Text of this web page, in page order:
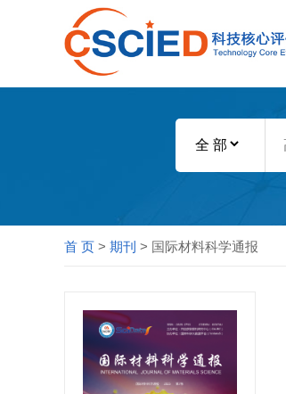
首 页 > 期刊 > 国际材料科学通报